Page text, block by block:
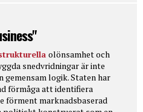
olönsamhet och
snedvridningar är inte
gemensam logik. Staten har
förmåga att identifiera
förment marknadsbaserad